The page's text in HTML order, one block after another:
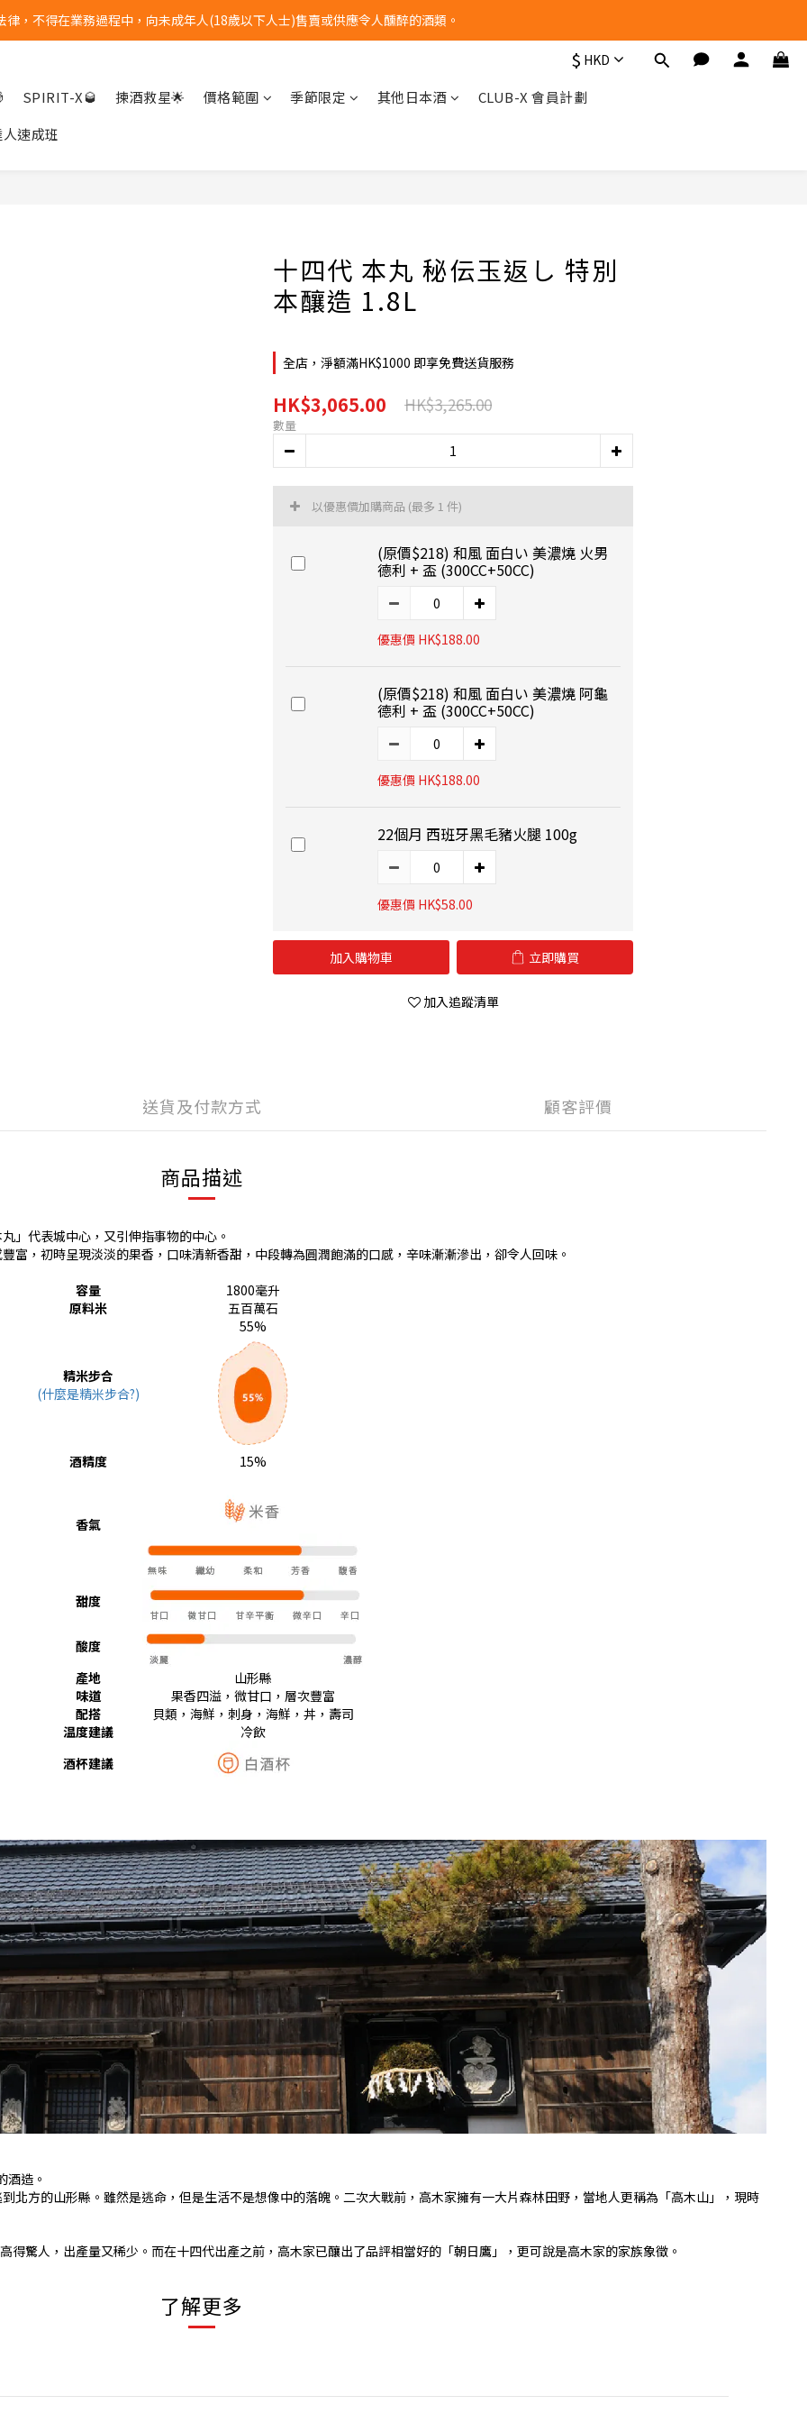
全單購物滿港幣$1000 | 免運費
律，不得在業務過程中，向未成年人(18歲以下人士)售賣或供應令人醺醉的酒類。
$ HKD
SPIRIT-X🥃 揀酒救星🌟 價格範圍 季節限定 其他日本酒
CLUB-X 會員計劃
速成班
十四代 本丸 秘伝玉返し 特別
本釀造 1.8L
全店，淨額滿HK$1000 即享免費送貨服務
HK$3,065.00 HK$3,265.00
數量
以優惠價加購商品 (最多 1 件)
(原價$218) 和風 面白い 美濃燒 火男
德利 + 盃 (300CC+50CC)
優惠價 HK$188.00
(原價$218) 和風 面白い 美濃燒 阿龜
德利 + 盃 (300CC+50CC)
優惠價 HK$188.00
22個月 西班牙黑毛豬火腿 100g
優惠價 HK$58.00
加入購物車 立即購買
加入追蹤清單
送貨及付款方式 顧客評價
商品描述
」代表城中心，又引伸指事物的中心。
富，初時呈現淡淡的果香，口味清新香甜，中段轉為圓潤飽滿的口感，辛味漸漸滲出，卻令人回味。
容量
1800毫升
原料米
五百萬石
精米步合
(什麼是精米步合?)
55%
酒精度 15%
香氣
甜度
酸度
產地
山形縣
味道
果香四溢，微甘口，層次豐富
配搭
貝類，海鮮，刺身，海鮮，丼，壽司
温度建議
冷飲
酒杯建議
酒造。
北方的山形縣。雖然是逃命，但是生活不是想像中的落魄。二次大戰前，高木家擁有一大片森林田野，當地人更稱為「高木山」，現時
得驚人，出產量又稀少。而在十四代出產之前，高木家已釀出了品評相當好的「朝日鷹」，更可說是高木家的家族象徵。
了解更多